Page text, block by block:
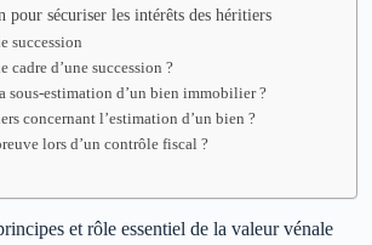
pour sécuriser les intérêts des héritiers
succession
cadre d’une succession ?
sous-estimation d’un bien immobilier ?
concernant l’estimation d’un bien ?
lors d’un contrôle fiscal ?
et rôle essentiel de la valeur vénale